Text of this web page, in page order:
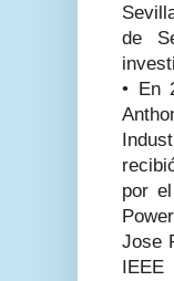
de
• En
por
Jose
IEEE